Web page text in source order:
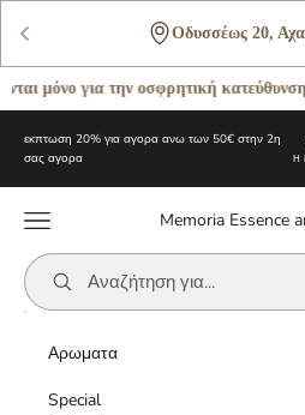
Οδυσσέως 20,
μόνο για την οσφρητική κατεύθυνση
εκπτωση 20% για αγορα ανω των 50€ στην 2η
σας αγορα
Memoria Essence
Μενού
Αρωματα
Special